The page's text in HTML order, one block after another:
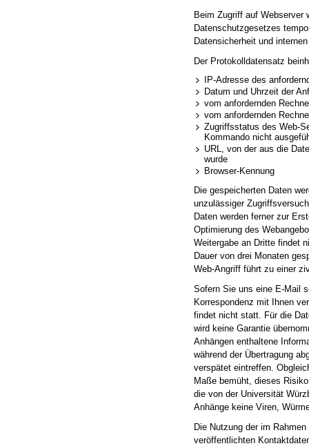
Beim Zugriff auf Webserver
Datenschutzgesetzes
Datensicherheit und
Der Protokolldatensatz
IP-Adresse des
Datum und Uhrzeit der
vom anfordernden
vom anfordernden
Zugriffsstatus des Web-
Kommando nicht
URL, von der aus die
wurde
Browser-Kennung
Die gespeicherten Daten
unzulässiger
Daten werden ferner zur
Optimierung des
Weitergabe an Dritte findet
Dauer von drei Monaten
Web-Angriff führt zu einer
Sofern Sie uns eine E-Mail
Korrespondenz mit Ihnen
findet nicht statt. Für die
wird keine Garantie
Anhängen enthaltene
während der Übertragung
verspätet eintreffen.
Maße bemüht, dieses
die von der Universität
Anhänge keine Viren,
Die Nutzung der im
veröffentlichten